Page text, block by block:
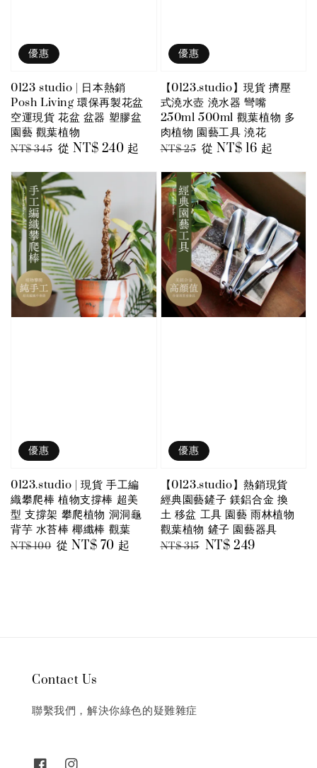
優惠
0123 studio | 日本熱銷
Posh Living 環保再製花盆
空運現貨 花盆 盆器 塑膠盆
園藝 觀葉植物
Regular
NT$ 345 Sale
從NT$ 240 起
優惠
【0123.studio】現貨 擠壓
式澆水壺 澆水器 彎嘴
250ml 500ml 觀葉植物 多
肉植物 園藝工具 澆花
Regular
NT$ 25 Sale
從NT$ 16 起
優惠
0123.studio | 現貨 手工編
織攀爬棒 植物支撐棒 超美
型 支撐架 攀爬植物 洞洞龜
背芋 水苔棒 椰纖棒 觀葉
Regular
NT$ 100 Sale
從NT$ 70 起
優惠
【0123.studio】熱銷現貨
經典園藝鏟子 鎂鋁合金 換
土 移盆 工具 園藝 雨林植物
觀葉植物 鏟子 園藝器具
Regular
NT$ 315 Sale
NT$ 249
Contact Us
聯繫我們，解決你綠色的疑難雜症